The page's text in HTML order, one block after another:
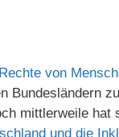
von
Bundesländern
mittlerweile hat
und die